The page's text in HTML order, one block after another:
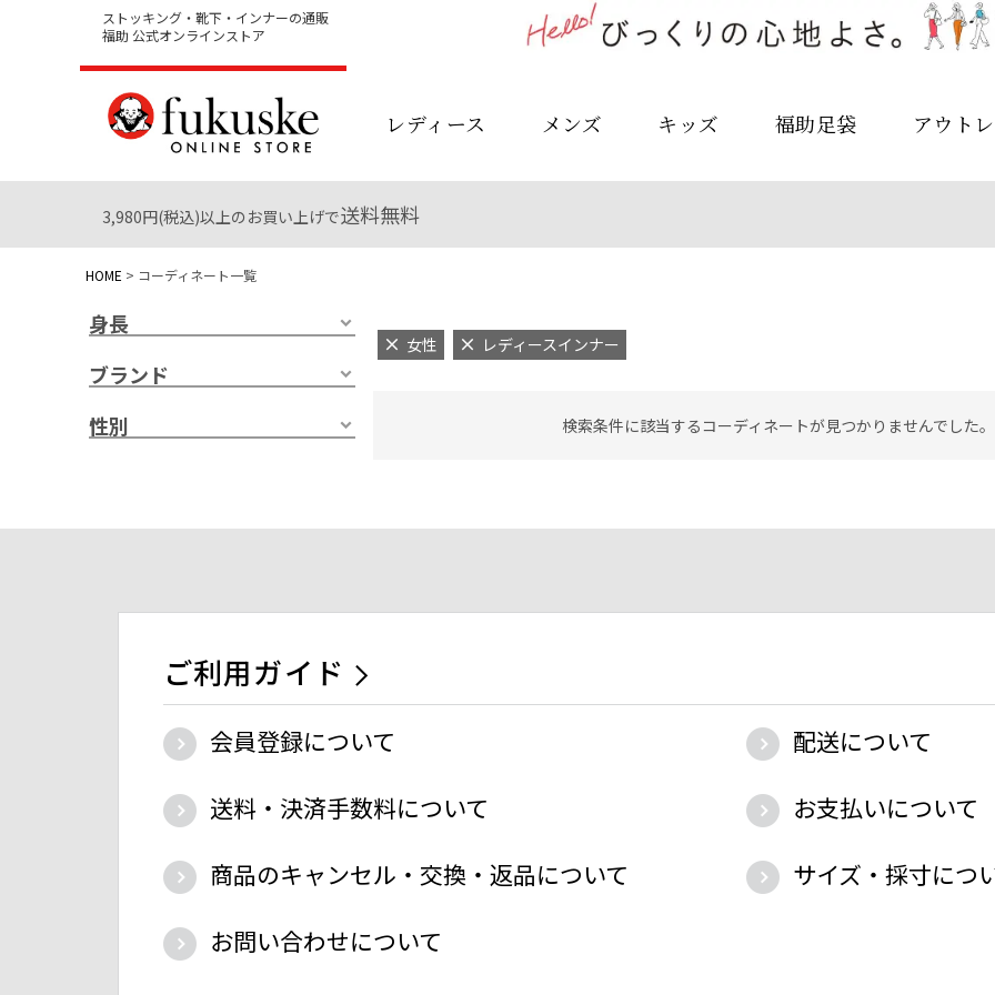
ストッキング・靴下・インナーの通販
福助 公式オンラインストア
レディース メンズ キッズ 福助足袋 アウト
3,980円(税込)以上のお買い上げで送料無料
HOME コーディネート一覧
身長
ブランド
性別
女性 レディースインナー
検索条件に該当するコーディネートが見つかりませんでした
ご利用ガイド
会員登録について
配送について
送料・決済手数料について
お支払いについて
商品のキャンセル・交換・返品について
サイズ・採寸につ
お問い合わせについて